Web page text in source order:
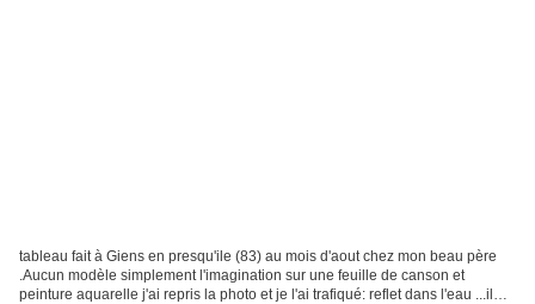
tableau fait à Giens en presqu'ile (83) au mois d'aout chez mon beau père
.Aucun modèle simplement l'imagination sur une feuille de canson et
peinture aquarelle j'ai repris la photo et je l'ai trafiqué: reflet dans l'eau ...il